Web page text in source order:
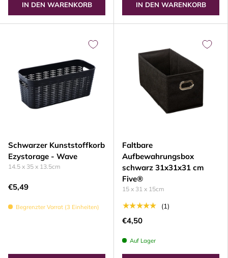
IN DEN WARENKORB IN DEN WARENKORB
Schwarzer Kunststoffkorb
Ezystorage - Wave
14.5 x 35 x 13.5cm
€5,49
Begrenzter Vorrat (3 Einheiten)
Faltbare
Aufbewahrungsbox
schwarz 31x31x31 cm
Five®
15 x 31 x 15cm
★★★★★ (1)
€4,50
Auf Lager